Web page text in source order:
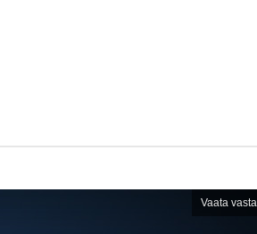
Vaata